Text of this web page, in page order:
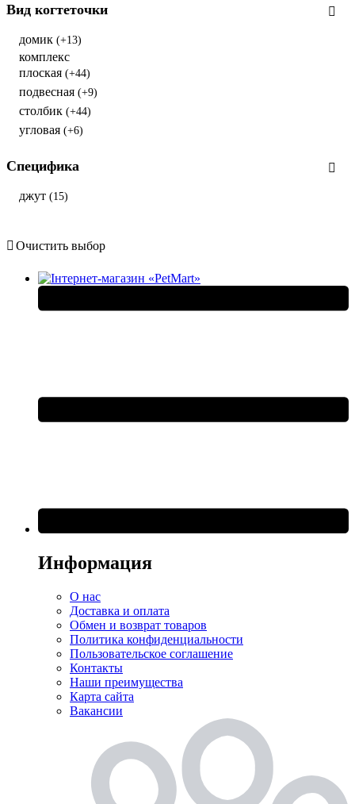
Вид когтеточки
домик (+13)
комплекс
плоская (+44)
подвесная (+9)
столбик (+44)
угловая (+6)
Специфика
джут (15)
Очистить выбор
Информация
О нас
Доставка и оплата
Обмен и возврат товаров
Политика конфиденциальности
Пользовательское соглашение
Контакты
Наши преимущества
Карта сайта
Вакансии